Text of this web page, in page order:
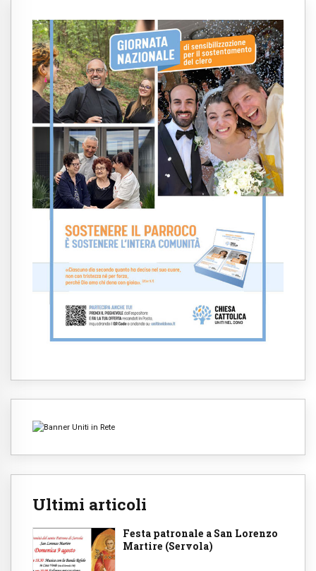
Ultimi articoli
Festa patronale a San Lorenzo
Martire (Servola)